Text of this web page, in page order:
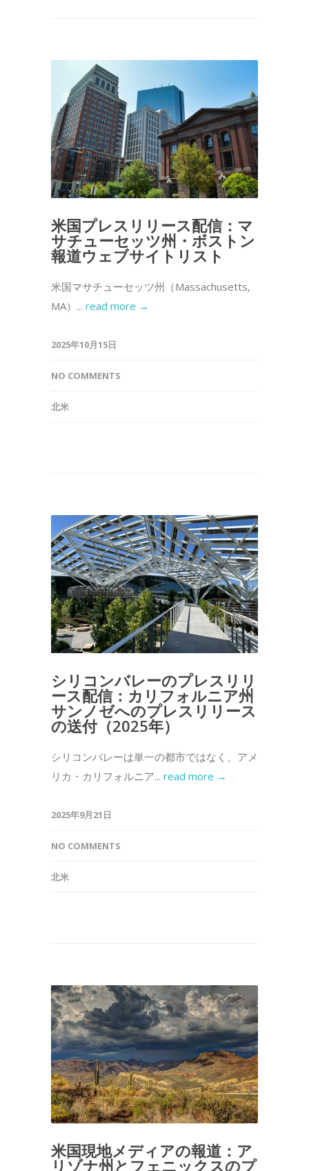
米国プレスリリース配信：マ
サチューセッツ州・ボストン
報道ウェブサイトリスト
米国マサチューセッツ州（Massachusetts,
MA）... read more →
2025年10月15日
NO COMMENTS
北米
シリコンバレーのプレスリリ
ース配信：カリフォルニア州
サンノゼへのプレスリリース
の送付（2025年）
シリコンバレーは単一の都市ではなく、アメ
リカ・カリフォルニア... read more →
2025年9月21日
NO COMMENTS
北米
米国現地メディアの報道：ア
リゾナ州とフェニックスのプ